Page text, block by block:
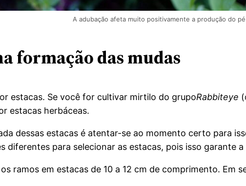
A adubação afeta muito positivamente a produção do
formação das mudas
estacas. Se você for cultivar mirtilo do grupoRabbiteye
estacas herbáceas.
dessas estacas é atentar-se ao momento certo para
diferentes para selecionar as estacas, pois isso garante
ramos em estacas de 10 a 12 cm de comprimento. Em